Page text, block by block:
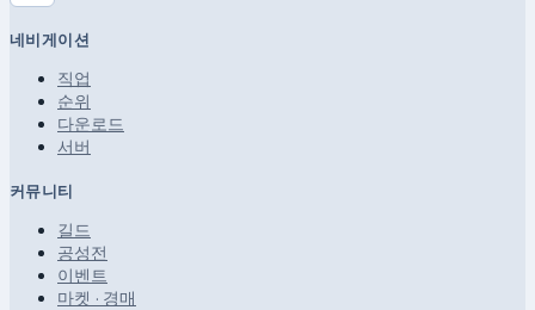
네비게이션
직업
순위
다운로드
서버
커뮤니티
길드
공성전
이벤트
마켓 · 경매